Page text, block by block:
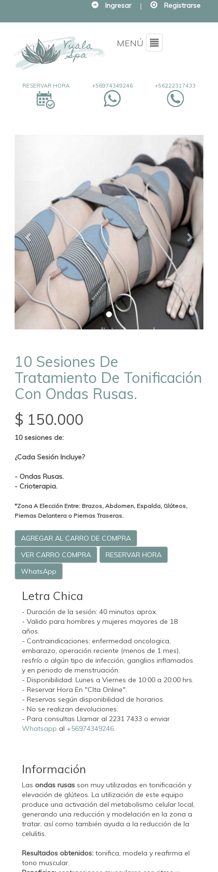
Ingresar | Registrarse
MENÚ Menu
+56222317433
+56974349246
RESERVAR HORA
10 Sesiones De
Tratamiento De Tonificación
Con Ondas Rusas.
$ 150.000
10 sesiones de:
¿Cada Sesión Incluye?
- Ondas Rusas.
- Crioterapia.
*Zona A Elección Entre: Brazos, Abdomen, Espalda, Glúteos,
Piernas Delantera o Piernas Traseras.
AGREGAR AL CARRO DE COMPRA
VER CARRO COMPRA
RESERVAR HORA
WhatsApp
Letra Chica
- Duración de la sesión: 40 minutos aprox.
- Valido para hombres y mujeres mayores de 18
años.
- Contraindicaciones: enfermedad oncologica,
embarazo, operación reciente (menos de 1 mes),
resfrío o algún tipo de infección, ganglios inflamados
y en periodo de menstruación.
- Disponibilidad: Lunes a Viernes de 10:00 a 20:00 hrs.
- Reservar Hora En "CIta Online".
- Reservas según disponibilidad de horarios.
- No se realizan devoluciones.
- Para consultas Llamar al 2231 7433 o enviar
Whatsapp al +56974349246.
Información
Las ondas rusas son muy utilizadas en tonificación y
elevación de glúteos. La utilización de este equipo
produce una activación del metabolismo celular local,
generando una reducción y modelación en la zona a
tratar, así como también ayuda a la reducción de la
celulitis.
Resultados obtenidos: tonifica, modela y reafirma el
tono muscular.